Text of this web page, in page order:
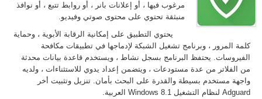
مرغوب فيها ، أو إعلانات بانر ، أو روابط تتبع ، أو نوافذ
منبثقة تحتوي على محتوى صوتي وفيديو.
يحتوي التطبيق على إمكانية الرقابة الأبوية ، وحماية
كلمة المرور ، وبرنامج تشغيل الشبكة لإدماجها في تطبيقات مكافحة
الفيروسات. يحتفظ البرنامج بسجل نشاط ، ويستخدم قاعدة بيانات محدثة
من الفلاتر من عدة مستودعات ، ويتضمن إعداد يدوي للاستثناءات ، ولديه
واجهة مستخدم بسيطة والقدرة على البحث بأمان. تنزيل وتثبيت أخر
Adguard لنظام التشغيل Windows 8.1 العربية.